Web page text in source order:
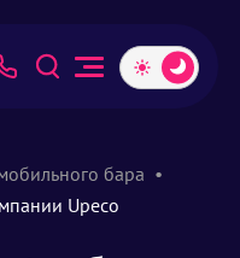
бара
Upeco